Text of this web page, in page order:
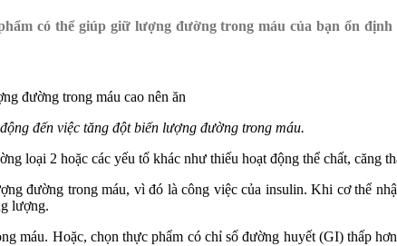
có thể giúp giữ lượng đường trong máu của bạn ổn
đến việc tăng đột biến lượng đường trong máu.
loại 2 hoặc các yếu tố khác như thiếu hoạt động thể chất, căng
đường trong máu, vì đó là công việc của insulin. Khi cơ thể
lượng.
máu. Hoặc, chọn thực phẩm có chỉ số đường huyết (GI) thấp